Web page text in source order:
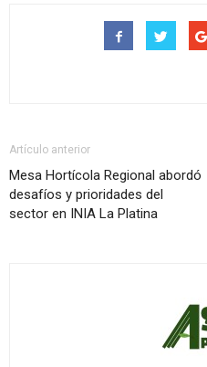
Artículo anterior
Mesa Hortícola Regional abordó
desafíos y prioridades del
sector en INIA La Platina